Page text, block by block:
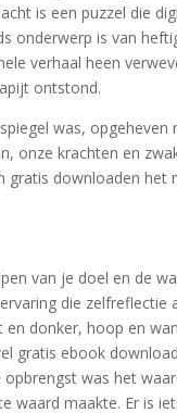
is een puzzel die
onderwerp is van
verhaal heen
ontstond.
was, opgeheven
onze krachten en
downloaden het
van je doel en de
die
donker, hoop en
gratis ebook
was het
waard maakte. Er is